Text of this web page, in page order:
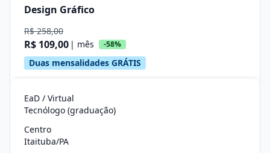
Design Gráfico
R$ 258,00
R$ 109,00 | mês -58%
Duas mensalidades GRÁTIS
EaD / Virtual
Tecnólogo (graduação)
Centro
Itaituba/PA